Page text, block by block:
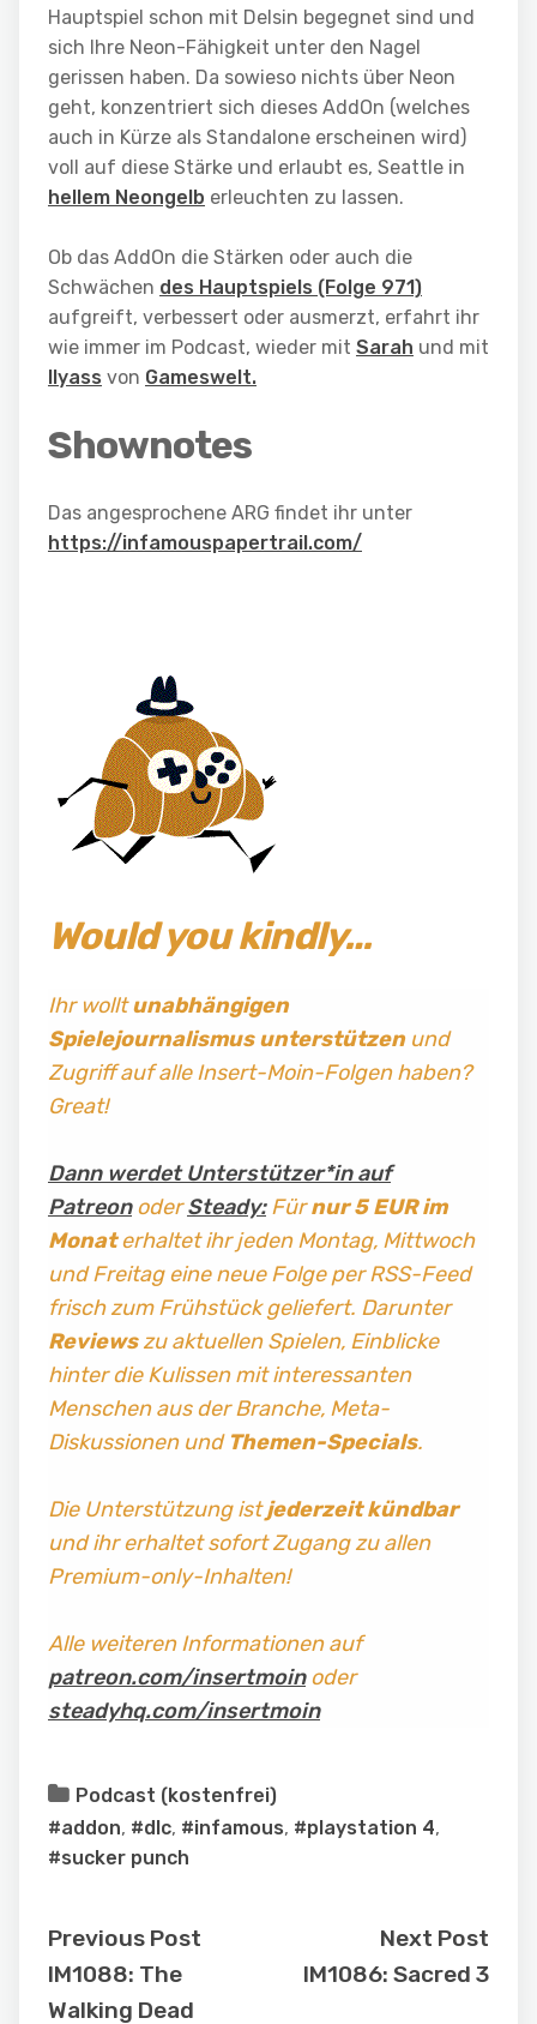
Hauptspiel schon mit Delsin begegnet sind und
sich Ihre Neon-Fähigkeit unter den Nagel
gerissen haben. Da sowieso nichts über Neon
geht, konzentriert sich dieses AddOn (welches
auch in Kürze als Standalone erscheinen wird)
voll auf diese Stärke und erlaubt es, Seattle in
hellem Neongelb erleuchten zu lassen.
Ob das AddOn die Stärken oder auch die
Schwächen des Hauptspiels (Folge 971)
aufgreift, verbessert oder ausmerzt, erfahrt ihr
wie immer im Podcast, wieder mit Sarah und mit
Ilyass von Gameswelt.
Shownotes
Das angesprochene ARG findet ihr unter
https://infamouspapertrail.com/
Would you kindly…
Ihr wolltunabhängigen
Spielejournalismus unterstützenund
Zugriff auf alle Insert-Moin-Folgen haben?
Great!
Dann werdet Unterstützer*in auf
PatreonoderSteady:Fürnur 5 EUR im
Monaterhaltet ihr jeden Montag, Mittwoch
und Freitag eine neue Folge per RSS-Feed
frisch zum Frühstück geliefert. Darunter
Reviewszu aktuellen Spielen, Einblicke
hinter die Kulissen mit interessanten
Menschen aus der Branche, Meta-
Diskussionen und Themen-Specials.
Die Unterstützung istjederzeit kündbar
und ihr erhaltet sofort Zugang zu allen
Premium-only-Inhalten!
Alle weiteren Informationen auf
patreon.com/insertmoinoder
steadyhq.com/insertmoin
Podcast (kostenfrei)
#addon, #dlc, #infamous, #playstation 4,
#sucker punch
Previous Post
IM1088: The
Walking Dead
Next Post
IM1086: Sacred 3